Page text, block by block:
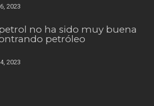
2023
no ha sido muy buena
petróleo
2023